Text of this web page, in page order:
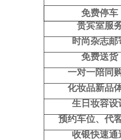
免费停车
贵宾室服
时尚杂志邮
免费送货
一对一陪同
化妆品新品
生日妆容设
预约车位、代
收银快速通